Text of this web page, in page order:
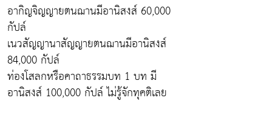
อากิญจิญญายตนฌานมีอานิสงส์ 60,000
กัปล์
เนวสัญญานาสัญญายตนฌานมีอานิสงส์
84,000 กัปล์
ท่องโสลกหรือคาถาธรรมบท 1 บท มี
อานิสงส์ 100,000 กัปล์ ไม่รู้จักทุคติเลย